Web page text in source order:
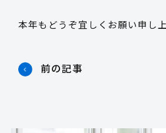
お電話でのお問い
本年もどうぞ宜しくお願い申し上
前の記事